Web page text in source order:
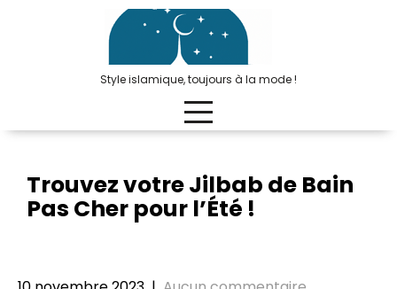
Style islamique, toujours à la mode !
Trouvez votre Jilbab de Bain
Pas Cher pour l’Été !